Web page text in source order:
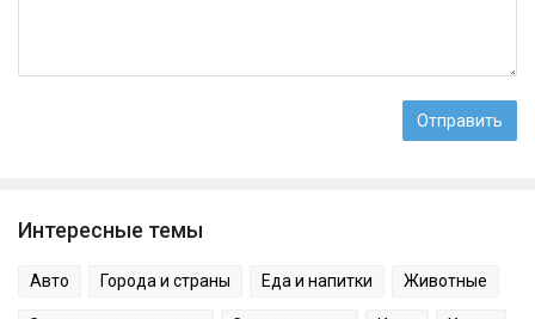
Интересные темы
Авто Города и страны Еда и напитки Животные